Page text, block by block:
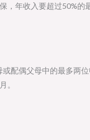
，年收入要超过50%的
配偶父母中的最多两位
。